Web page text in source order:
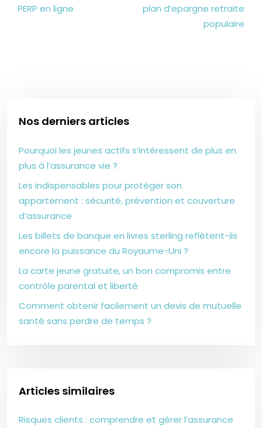
PERP en ligne
plan d’epargne retraite
populaire
Nos derniers articles
Pourquoi les jeunes actifs s’intéressent de plus en
plus à l’assurance vie ?
Les indispensables pour protéger son
appartement : sécurité, prévention et couverture
d’assurance
Les billets de banque en livres sterling reflètent-ils
encore la puissance du Royaume-Uni ?
La carte jeune gratuite, un bon compromis entre
contrôle parental et liberté
Comment obtenir facilement un devis de mutuelle
santé sans perdre de temps ?
Articles similaires
Risques clients : comprendre et gérer l’assurance